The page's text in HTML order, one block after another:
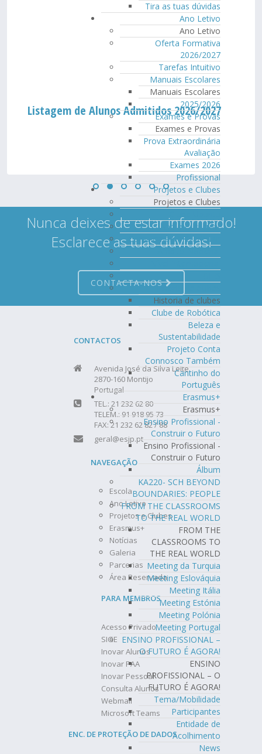
Tira as tuas dúvidas
Ano Letivo
Ano Letivo
Oferta Formativa
2026/2027
Tarefas Intuitivo
Manuais Escolares
Manuais Escolares
2025/2026
Exames e Provas
Exames e Provas
Prova Extraordinária
Avaliação
Exames 2026
Profissional
Projetos e Clubes
Projetos e Clubes
Apoio Curricular
Complemento Curricular
Âmbito Nacional
Historia de clubes
Historia de clubes
Clube de Robótica
Beleza e
Sustentabilidade
Projeto Conta
Connosco Também
Cantinho do
Português
Erasmus+
Erasmus+
Ensino Profissional -
Construir o Futuro
Ensino Profissional -
Construir o Futuro
Álbum
KA220- SCH BEYOND
BOUNDARIES: PEOPLE
FROM THE CLASSROOMS
TO THE REAL WORLD
FROM THE
CLASSROOMS TO
THE REAL WORLD
Meeting da Turquia
Meeting Eslováquia
Meeting Itália
Meeting Estónia
Meeting Polónia
Meeting Portugal
ENSINO PROFISSIONAL –
O FUTURO É AGORA!
ENSINO
PROFISSIONAL – O
FUTURO É AGORA!
Tema/Mobilidade
Participantes
Entidade de
Acolhimento
News
Listagem de Alunos Admitidos 2026/2027
Nunca deixes de estar informado!
Esclarece as tuas dúvidas!
CONTACTA-NOS
CONTACTOS
Avenida José da Silva Leite
2870-160 Montijo
Portugal
TEL.: 21 232 62 80
TELEM.: 91 918 95 73
FAX: 21 232 62 82 / 88
geral@esjp.pt
NAVEGAÇÃO
Escola
Ano Letivo
Projetos e Clubes
Erasmus+
Notícias
Galeria
Parcerias
Área Reservada
PARA MEMBROS
Acesso Privado
SIGE
Inovar Alunos
Inovar PAA
Inovar Pessoal
Consulta Alunos
Webmail
Microsoft Teams
ENC. DE PROTEÇÃO DE DADOS